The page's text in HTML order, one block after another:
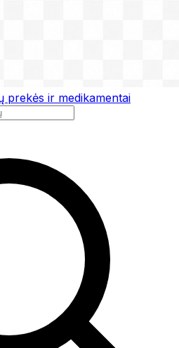
prekės ir medikamentai